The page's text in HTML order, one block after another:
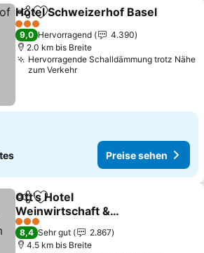
TeilenZu Favoriten hinzufügen
Hotel Schweizerhof Basel
3 Sterne
9,0 Hervorragend
4.390
2.0 km bis Breite
Hervorragende Schalldämmung trotz Nähe
zum Verkehr
Preise sehen
TeilenZu Favoriten hinzufügen
Ott's Hotel
Weinwirtschaft &
Biergarten Weil am
Rhein/Basel
3 Sterne
8,4 Sehr gut
2.867
4.5 km bis Breite